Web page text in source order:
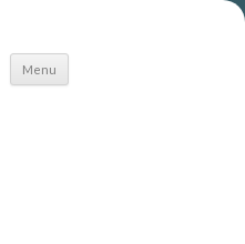
Menu
Aller